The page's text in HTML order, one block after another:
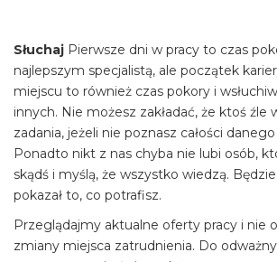
Słuchaj Pierwsze dni w pracy to czas
najlepszym specjalistą, ale początek
miejscu to również czas pokory i
innych. Nie możesz zakładać, że ktoś źle
zadania, jeżeli nie poznasz całości
Ponadto nikt z nas chyba nie lubi osób,
skądś i myślą, że wszystko wiedzą.
pokazał to, co potrafisz.
Przeglądajmy aktualne oferty pracy i nie
zmiany miejsca zatrudnienia. Do